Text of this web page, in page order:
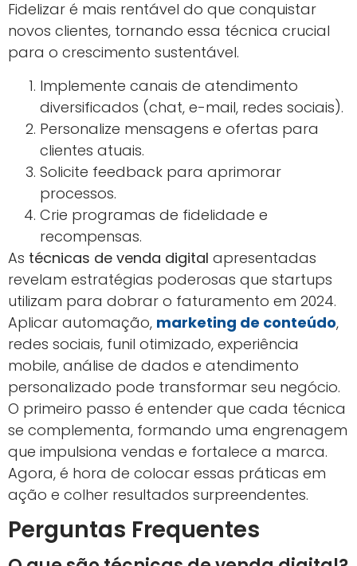
e otimização de conteúdo direto no WordPress,
projetada para quem precisa publicar muito e
com qualidade.
Ver Preço Atual
6. Análise de Dados e
Métricas em Tempo Real
Monitoramento Contínuo de
Resultados
Ferramentas de análise permitem
acompanhar o desempenho das técnicas de
venda digital em tempo real.
Isso possibilita ajustes rápidos, mantendo a
estratégia sempre alinhada aos objetivos de
crescimento.
Indicadores-Chave de Performance
(KPIs)
Definir e acompanhar KPIs como taxa de
conversão, CAC e LTV ajuda a entender a
eficiência das ações.